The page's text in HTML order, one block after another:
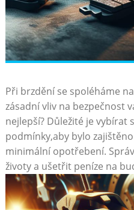
Při brzdění se spoléháme
zásadní vliv na bezpečnost
nejlepší? Důležité je vybírat
podmínky,aby bylo
minimální opotřebení.
‌životy a ušetřit peníze​ na